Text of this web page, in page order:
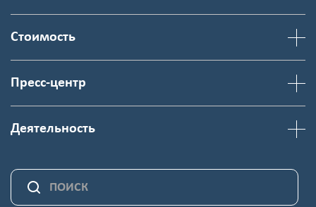
Стоимость
Пресс-центр
Деятельность